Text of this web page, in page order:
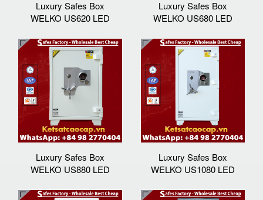
Luxury Safes Box
WELKO US620 LED
Luxury Safes Box
WELKO US680 LED
Luxury Safes Box
WELKO US880 LED
Luxury Safes Box
WELKO US1080 LED